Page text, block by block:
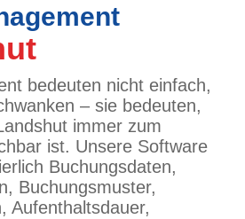
bedeuten nicht einfach,
– sie bedeuten,
immer zum
ist. Unsere Software
Buchungsdaten,
Buchungsmuster,
Aufenthaltsdauer,